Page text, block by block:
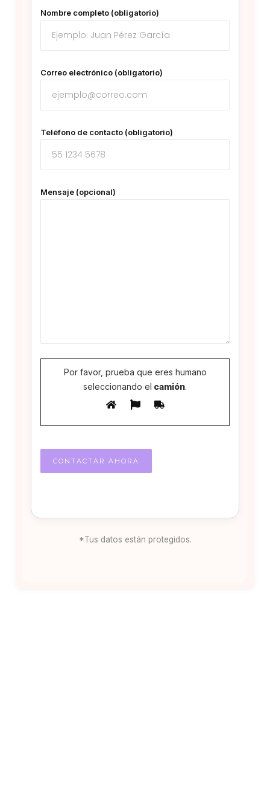
Nombre completo (obligatorio)
Correo electrónico (obligatorio)
Teléfono de contacto (obligatorio)
Mensaje (opcional)
Por favor, prueba que eres humano
seleccionando el camión.
*Tus datos están protegidos.